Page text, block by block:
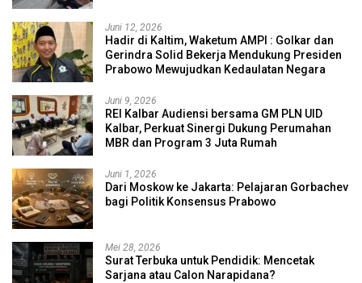
Juni 12, 2026
Hadir di Kaltim, Waketum AMPI : Golkar dan
Gerindra Solid Bekerja Mendukung Presiden
Prabowo Mewujudkan Kedaulatan Negara
Juni 9, 2026
REI Kalbar Audiensi bersama GM PLN UID
Kalbar, Perkuat Sinergi Dukung Perumahan
MBR dan Program 3 Juta Rumah
Juni 1, 2026
Dari Moskow ke Jakarta: Pelajaran Gorbachev
bagi Politik Konsensus Prabowo
Mei 28, 2026
Surat Terbuka untuk Pendidik: Mencetak
Sarjana atau Calon Narapidana?